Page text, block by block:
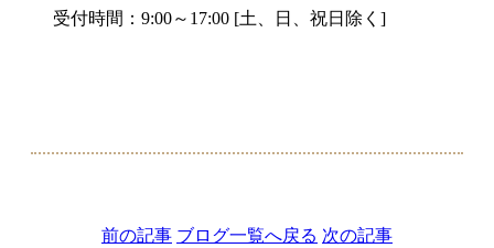
受付時間：9:00～17:00 [土、日、祝日除く]
前の記事 ブログ一覧へ戻る 次の記事